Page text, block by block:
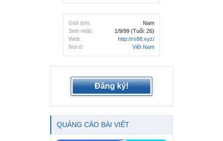
Giới tính:
Nam
Sinh nhật:
1/9/99 (Tuổi: 26)
Web:
http://rs88.xyz/
Nơi ở:
Việt Nam
Đăng ký!
QUẢNG CÁO BÀI VIẾT